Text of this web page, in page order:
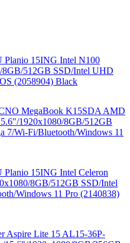
Planio 15ING Intel N100
512GB SSD/Intel UHD
(2058904) Black
MegaBook K15SDA AMD
1920x1080/8GB/512GB
7/Wi-Fi/Bluetooth/Windows 11
Planio 15ING Intel Celeron
8GB/512GB SSD/Intel
Windows 11 Pro (2140838)
Aspire Lite 15 AL15-36P-